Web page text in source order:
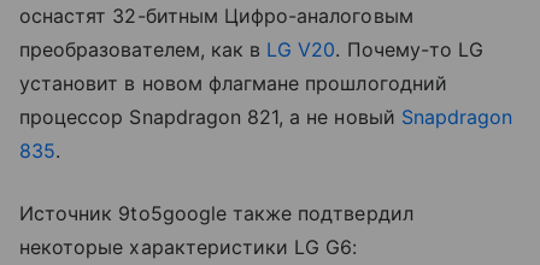
оснастят 32-битным Цифро-аналоговым
преобразователем, как в LG V20. Почему-то LG
установит в новом флагмане прошлогодний
процессор Snapdragon 821, а не новый Snapdragon
835.
Источник 9to5google также подтвердил
некоторые характеристики LG G6: